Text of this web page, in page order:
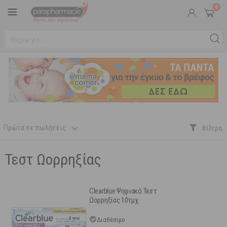
0
Πρώτα σε πωλήσεις
Τεστ Ωορρηξίας
Clearblue Ψηφιακό Τεστ
Ωορρηξίας 10τμχ
Διαθέσιμο